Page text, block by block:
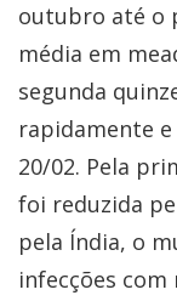
outubro até o
média em
segunda
rapidamente e
20/02. Pela
foi reduzida
pela Índia, o
infecções com